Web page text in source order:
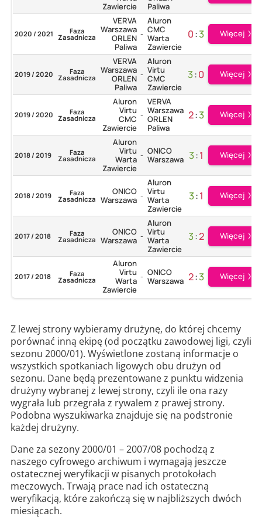
Zawiercie
Paliwa
2020 / 2021 Faza
Zasadnicza
VERVA
Warszawa
ORLEN
Paliwa
-
Aluron
CMC
Warta
Zawiercie
0:3 Więcej
2019 / 2020 Faza
Zasadnicza
VERVA
Warszawa
ORLEN
Paliwa
-
Aluron
Virtu
CMC
Zawiercie
3:0 Więcej
2019 / 2020 Faza
Zasadnicza
Aluron
Virtu
CMC
Zawiercie
-
VERVA
Warszawa
ORLEN
Paliwa
2:3 Więcej
2018 / 2019 Faza
Zasadnicza
Aluron
Virtu
Warta
Zawiercie
- ONICO
Warszawa 3:1 Więcej
2018 / 2019 Faza
Zasadnicza
ONICO
Warszawa -
Aluron
Virtu
Warta
Zawiercie
3:1 Więcej
2017 / 2018 Faza
Zasadnicza
ONICO
Warszawa -
Aluron
Virtu
Warta
Zawiercie
3:2 Więcej
2017 / 2018 Faza
Zasadnicza
Aluron
Virtu
Warta
Zawiercie
- ONICO
Warszawa 2:3 Więcej
Z lewej strony wybieramy drużynę, do której chcemy
porównać inną ekipę (od początku zawodowej ligi, czyli
sezonu 2000/01). Wyświetlone zostaną informacje o
wszystkich spotkaniach ligowych obu drużyn od
sezonu. Dane będą prezentowane z punktu widzenia
drużyny wybranej z lewej strony, czyli ile ona razy
wygrała lub przegrała z rywalem z prawej strony.
Podobna wyszukiwarka znajduje się na podstronie
każdej drużyny.
Dane za sezony 2000/01 – 2007/08 pochodzą z
naszego cyfrowego archiwum i wymagają jeszcze
ostatecznej weryfikacji w pisanych protokołach
meczowych. Trwają prace nad ich ostateczną
weryfikacją, które zakończą się w najbliższych dwóch
miesiącach.